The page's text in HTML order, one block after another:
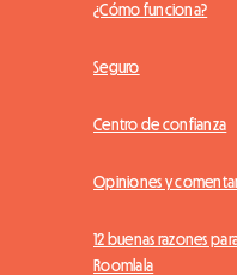
¿Cómo funciona?
Seguro
Centro de confianza
Opiniones y
12 buenas razones
Roomlala